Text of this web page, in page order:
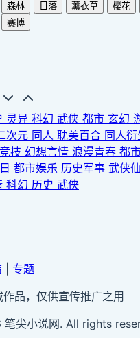
森林 日落 薰衣草 樱花
赛博
灵异 科幻 武侠 都市 玄幻
次元 同人 耽美百合 同人衍
技 幻想言情 浪漫青春 都
都市娱乐 历史军事 武侠
科幻 历史 武侠
专题
品，仅供宣传推广之用
尖小说网. All rights